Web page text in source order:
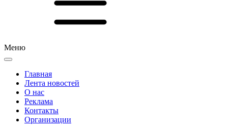
Меню
Главная
Лента новостей
О нас
Реклама
Контакты
Организации